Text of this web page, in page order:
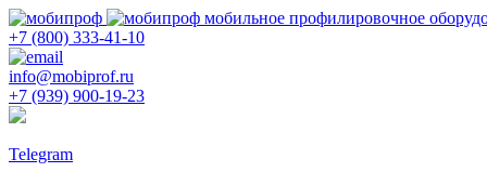
мобильное профилировочное
+7 (800) 333-41-10
info@mobiprof.ru
+7 (939) 900-19-23
Telegram